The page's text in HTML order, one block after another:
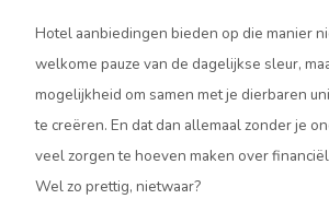
Hotel aanbiedingen bieden op die manier
welkome pauze van de dagelijkse sleur,
mogelijkheid om samen met je dierbaren
te creëren. En dat dan allemaal zonder je
veel zorgen te hoeven maken over
Wel zo prettig, nietwaar?